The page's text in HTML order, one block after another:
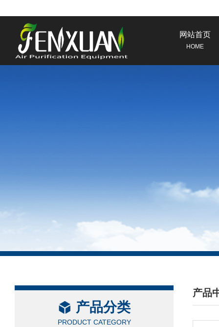
网站首页
HOME
产品分类
PRODUCT CATEGORY
产品
/